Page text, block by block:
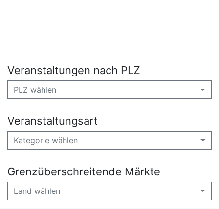
Veranstaltungen nach PLZ
PLZ wählen
Veranstaltungsart
Kategorie wählen
Grenzüberschreitende Märkte
Land wählen